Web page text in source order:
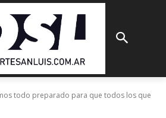
todo preparado para que todos los que